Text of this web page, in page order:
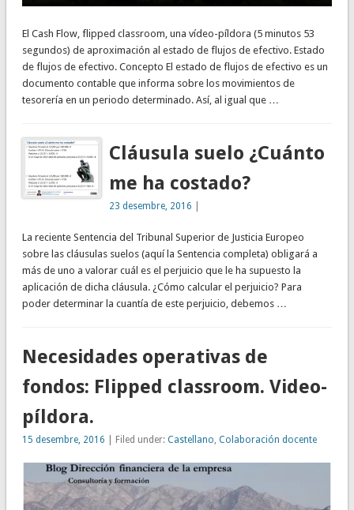
El Cash Flow, flipped classroom, una vídeo-píldora (5 minutos 53
segundos) de aproximación al estado de flujos de efectivo. Estado
de flujos de efectivo. Concepto El estado de flujos de efectivo es un
documento contable que informa sobre los movimientos de
tesorería en un periodo determinado. Así, al igual que …
Cláusula suelo ¿Cuánto
me ha costado?
23 desembre, 2016
La reciente Sentencia del Tribunal Superior de Justicia Europeo
sobre las cláusulas suelos (aquí la Sentencia completa) obligará a
más de uno a valorar cuál es el perjuicio que le ha supuesto la
aplicación de dicha cláusula. ¿Cómo calcular el perjuicio? Para
poder determinar la cuantía de este perjuicio, debemos …
Necesidades operativas de
fondos: Flipped classroom. Video-
píldora.
15 desembre, 2016 | Filed under: Castellano, Colaboración docente